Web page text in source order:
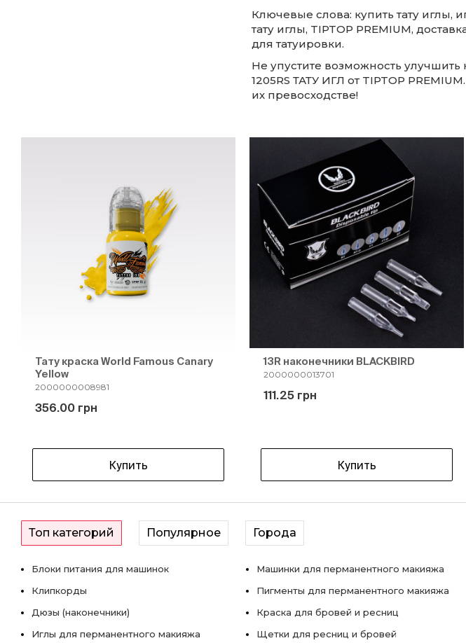
Ключевые слова: купить тату иглы,
тату иглы, TIPTOP PREMIUM,
для татуировки.
Не упустите возможность
1205RS ТАТУ ИГЛ от TIPTOP
их превосходстве!
Тату краска World Famous Canary
Yellow
2000000008981
356.00 грн
Купить
13R наконечники BLACKBIRD
2000000013701
111.25 грн
Купить
Топ категорий Популярное Города
Блоки питания для машинок
Клипкорды
Дюзы (наконечники)
Иглы для перманентного макияжа
Машинки для перманентного макияжа
Пигменты для перманентного макияжа
Краска для бровей и ресниц
Щетки для ресниц и бровей